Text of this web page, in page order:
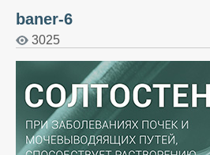
baner-6
3025